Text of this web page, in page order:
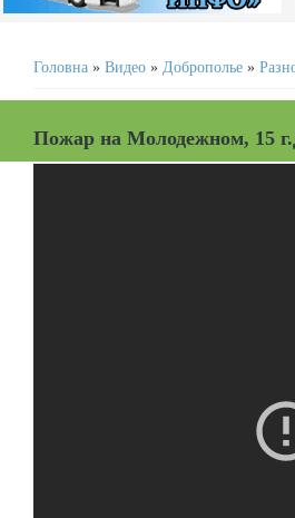
Головна » Видео » Доброполье »
Пожар на Молодежном, 15